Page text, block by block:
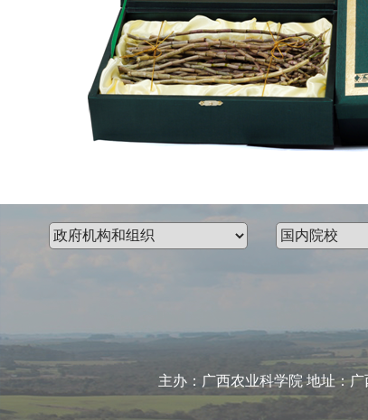
主办：广西农业科学院 地址：广